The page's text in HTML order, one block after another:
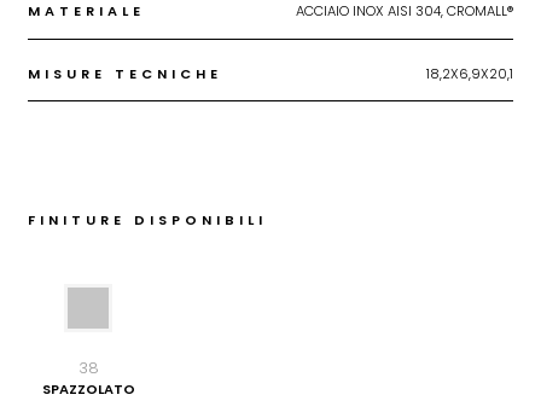
MATERIALE ACCIAIO INOX AISI 304, CROMALL®
MISURE TECNICHE 18,2X6,9X20,1
FINITURE DISPONIBILI
38
SPAZZOLATO